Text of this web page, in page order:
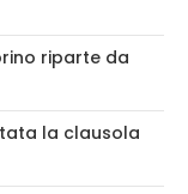
riparte da
la clausola